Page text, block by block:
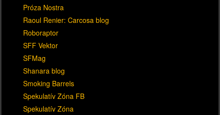
Próza Nostra
Raoul Renier: Carcosa blog
Roboraptor
SFF Vektor
SFMag
Shanara blog
Smoking Barrels
Spekulatív Zóna FB
Spekulatív Zóna